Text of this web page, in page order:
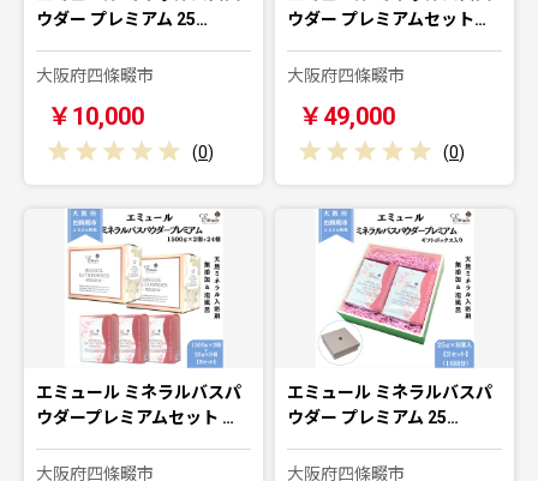
ウダー プレミアム 25…
大阪府四條畷市
￥10,000
(0)
ウダー プレミアムセット…
大阪府四條畷市
￥49,000
(0)
エミュール ミネラルバスパ
ウダープレミアムセット …
大阪府四條畷市
エミュール ミネラルバスパ
ウダー プレミアム 25…
大阪府四條畷市